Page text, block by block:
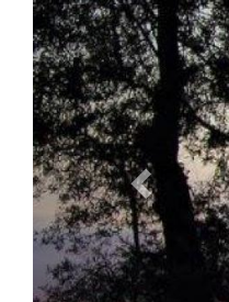
Vés al contingut